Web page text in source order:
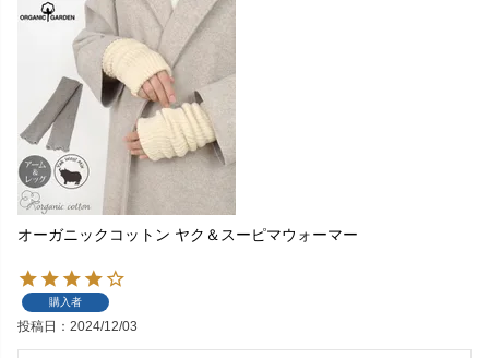
オーガニックコットン ヤク＆スーピマウォーマー
購入者
投稿日 2024/12/03